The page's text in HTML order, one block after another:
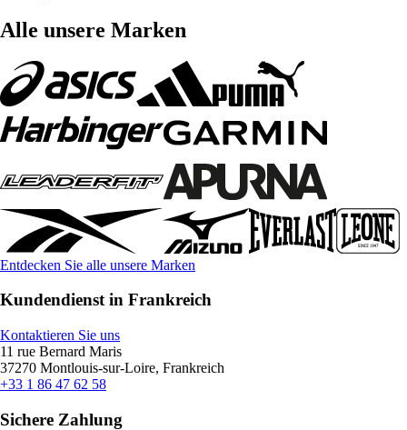
Alle unsere Marken
Entdecken Sie alle unsere Marken
Kundendienst in Frankreich
Kontaktieren Sie uns
11 rue Bernard Maris
37270 Montlouis-sur-Loire, Frankreich
+33 1 86 47 62 58
Sichere Zahlung